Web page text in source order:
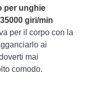
per unghie
giri/min
per il corpo con la
ai
mai
comodo.